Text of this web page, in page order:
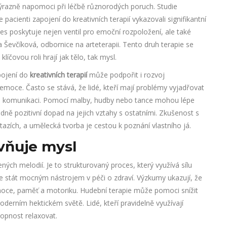
napomoci při léčbě různorodých poruch. Studie
zapojení do kreativních terapií vykazovali signifikantní
poskytuje nejen ventil pro emoční rozpoložení, ale také
odbornice na arteterapii. Tento druh terapie se
roli hrají jak tělo, tak mysl.
do kreativních terapiímůže podpořit i rozvoj
Často se stává, že lidé, kteří mají problémy vyjadřovat
Pomocí malby, hudby nebo tance mohou lépe
pozitivní dopad na jejich vztahy s ostatními. Zkušenost s
a umělecká tvorba je cestou k poznání vlastního já.
mysl
melodií. Je to strukturovaný proces, který využívá sílu
mocným nástrojem v péči o zdraví. Výzkumy ukazují, že
paměť a motoriku. Hudební terapie může pomoci snížit
hektickém světě. Lidé, kteří pravidelně využívají
relaxovat.